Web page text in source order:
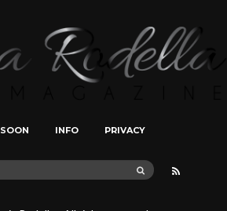
INFO PRIVACY
SEARCH